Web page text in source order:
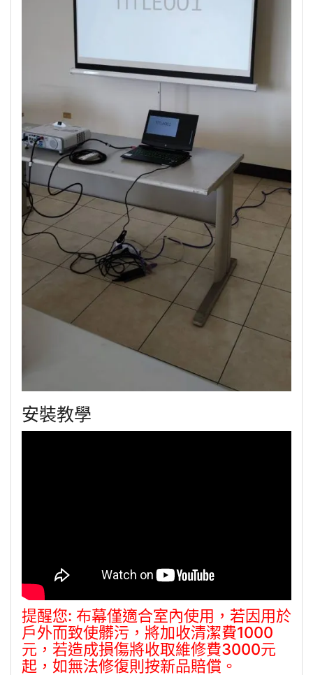
安裝教學
提醒您: 布幕僅適合室內使用，若因用於
戶外而致使髒污，將加收清潔費1000
元，若造成損傷將收取維修費3000元
起，如無法修復則按新品賠償。